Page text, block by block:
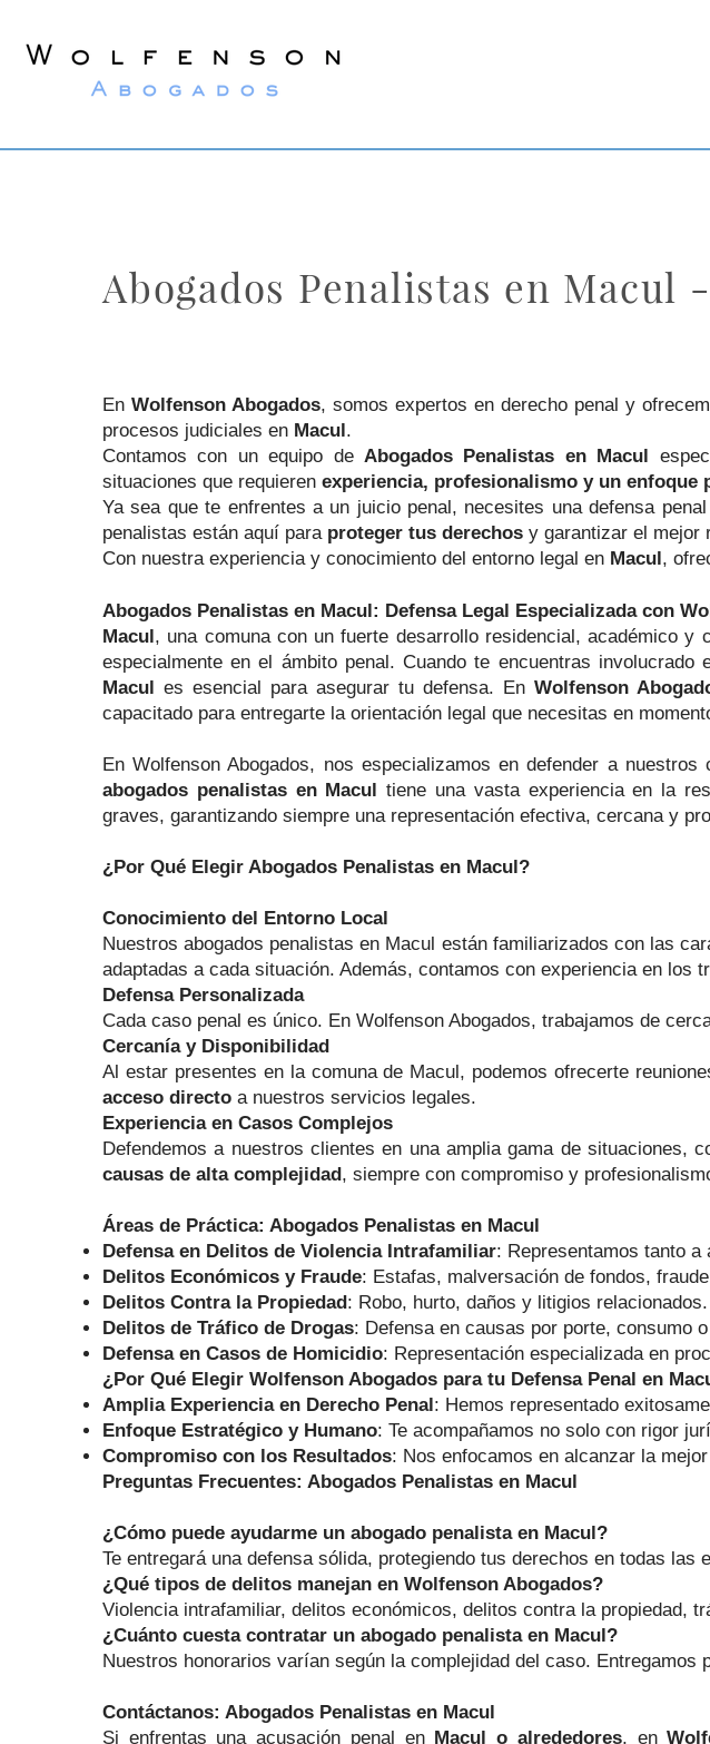
Abogados Penalistas en Macul
En Wolfenson Abogados, somos expertos en derecho penal y
procesos judiciales en Macul.
Contamos con un equipo de Abogados Penalistas en Macul
situaciones que requieren experiencia, profesionalismo y un enfoque
Ya sea que te enfrentes a un juicio penal, necesites una defensa
penalistas están aquí para proteger tus derechos y garantizar el mejor
Con nuestra experiencia y conocimiento del entorno legal en Macul,
Abogados Penalistas en Macul: Defensa Legal Especializada con
Macul, una comuna con un fuerte desarrollo residencial, académico
especialmente en el ámbito penal. Cuando te encuentras
Macul es esencial para asegurar tu defensa. EnWolfenson
capacitado para entregarte la orientación legal que necesitas en
En Wolfenson Abogados, nos especializamos en defender a
abogados penalistas en Macul tiene una vasta experiencia en la
graves, garantizando siempre una representación efectiva, cercana y
¿Por Qué Elegir Abogados Penalistas en Macul?
Conocimiento del Entorno Local
Nuestros abogados penalistas en Macul están familiarizados con las
adaptadas a cada situación. Además, contamos con experiencia en
Defensa Personalizada
Cada caso penal es único. En Wolfenson Abogados, trabajamos de
Cercanía y Disponibilidad
Al estar presentes en la comuna de Macul, podemos ofrecerte
acceso directo a nuestros servicios legales.
Experiencia en Casos Complejos
Defendemos a nuestros clientes en una amplia gama de situaciones,
causas de alta complejidad, siempre con compromiso y
Áreas de Práctica: Abogados Penalistas en Macul
Defensa en Delitos de Violencia Intrafamiliar: Representamos tanto
Delitos Económicos y Fraude: Estafas, malversación de fondos,
Delitos Contra la Propiedad: Robo, hurto, daños y litigios relacionados.
Delitos de Tráfico de Drogas: Defensa en causas por porte, consumo
Defensa en Casos de Homicidio: Representación especializada en
¿Por Qué Elegir Wolfenson Abogados para tu Defensa Penal en
Amplia Experiencia en Derecho Penal: Hemos representado
Enfoque Estratégico y Humano: Te acompañamos no solo con rigor
Compromiso con los Resultados: Nos enfocamos en alcanzar la
Preguntas Frecuentes: Abogados Penalistas en Macul
¿Cómo puede ayudarme un abogado penalista en Macul?
Te entregará una defensa sólida, protegiendo tus derechos en todas las
¿Qué tipos de delitos manejan en Wolfenson Abogados?
Violencia intrafamiliar, delitos económicos, delitos contra la propiedad,
¿Cuánto cuesta contratar un abogado penalista en Macul?
Nuestros honorarios varían según la complejidad del caso.
Contáctanos: Abogados Penalistas en Macul
Si enfrentas una acusación penal en Macul o alrededores, en
Wolfenson